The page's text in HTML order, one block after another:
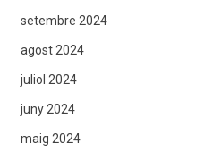
setembre 2024
agost 2024
juliol 2024
juny 2024
maig 2024